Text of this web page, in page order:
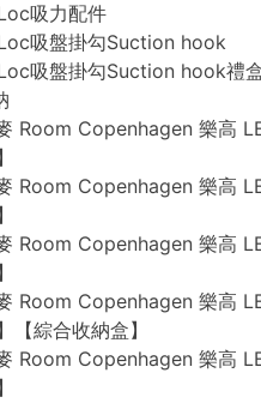
吸力配件
吸盤掛勾Suction hook
吸盤掛勾Suction hook禮
Room Copenhagen 樂高
Room Copenhagen 樂高
Room Copenhagen 樂高
Room Copenhagen 樂高
【綜合收納盒】
Room Copenhagen 樂高